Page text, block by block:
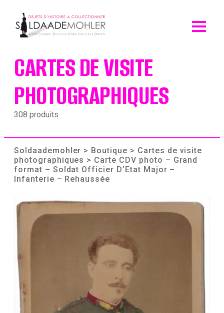
content
CARTES DE VISITE
PHOTOGRAPHIQUES
308 produits
Soldaademohler > Boutique > Cartes de visite
photographiques > Carte CDV photo – Grand
format – Soldat Officier D’Etat Major –
Infanterie – Rehaussée